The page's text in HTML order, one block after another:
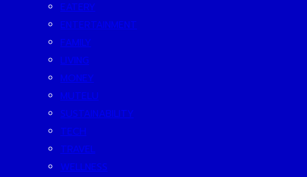
EATERY
ENTERTAINMENT
FAMILY
LIVING
MONEY
MUTELU
SUSTAINABILITY
TECH
TRAVEL
WELLNESS